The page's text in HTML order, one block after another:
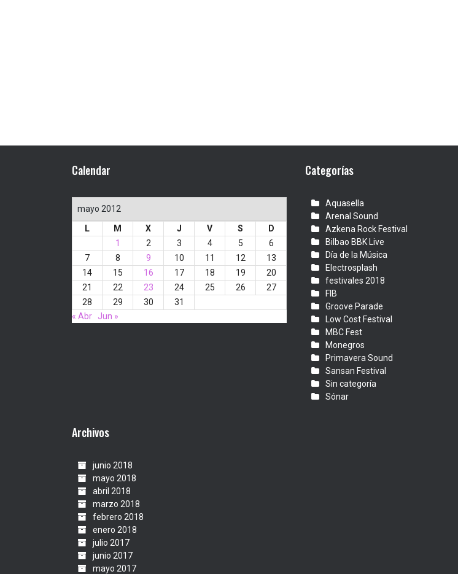
Calendar
mayo 2012
L
M X J V S
D
1
2 3 4 5
6
7
8 9 10 11 12
13
14
15 16 17 18 19
20
21
22 23 24 25 26
27
28
29 30
31
« Abr Jun »
Categorías
Aquasella
Arenal Sound
Azkena Rock Festival
Bilbao BBK Live
Día de la Música
Electrosplash
festivales 2018
FIB
Groove Parade
Low Cost Festival
MBC Fest
Monegros
Primavera Sound
Sansan Festival
Sin categoría
Sónar
Archivos
junio 2018
mayo 2018
abril 2018
marzo 2018
febrero 2018
enero 2018
julio 2017
junio 2017
mayo 2017